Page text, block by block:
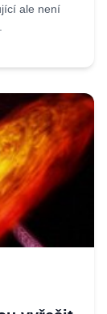
ale není